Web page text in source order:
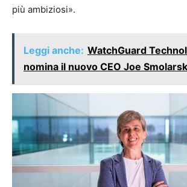
più ambiziosi».
Leggi anche: WatchGuard
nomina il nuovo CEO Joe